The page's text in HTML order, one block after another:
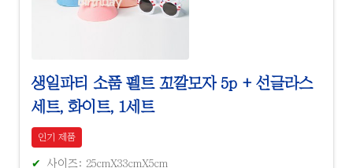
생일파티 소품 펠트 꼬깔모자 5p + 선글라스
세트, 화이트, 1세트
인기 제품
사이즈: 25cmX33cmX5cm